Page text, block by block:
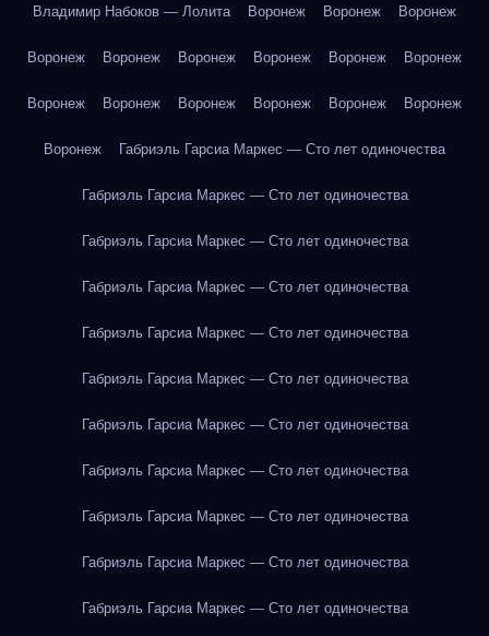
Владимир Набоков — Лолита Воронеж Воронеж Воронеж
Воронеж Воронеж Воронеж Воронеж Воронеж Воронеж
Воронеж Воронеж Воронеж Воронеж Воронеж Воронеж
Воронеж Габриэль Гарсиа Маркес — Сто лет одиночества
Габриэль Гарсиа Маркес — Сто лет одиночества
Габриэль Гарсиа Маркес — Сто лет одиночества
Габриэль Гарсиа Маркес — Сто лет одиночества
Габриэль Гарсиа Маркес — Сто лет одиночества
Габриэль Гарсиа Маркес — Сто лет одиночества
Габриэль Гарсиа Маркес — Сто лет одиночества
Габриэль Гарсиа Маркес — Сто лет одиночества
Габриэль Гарсиа Маркес — Сто лет одиночества
Габриэль Гарсиа Маркес — Сто лет одиночества
Габриэль Гарсиа Маркес — Сто лет одиночества